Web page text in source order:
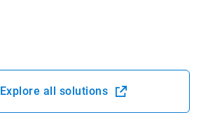
Explore all solutions
Ouvrir dans une nouvelle